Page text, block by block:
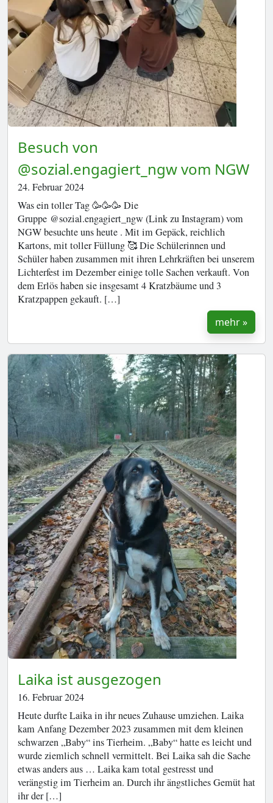
Besuch von
@sozial.engagiert_ngw vom NGW
24. Februar 2024
Was ein toller Tag 🥳🥳🥳 Die
Gruppe @sozial.engagiert_ngw (Link zu Instagram) vom
NGW besuchte uns heute . Mit im Gepäck, reichlich
Kartons, mit toller Füllung 🥰 Die Schülerinnen und
Schüler haben zusammen mit ihren Lehrkräften bei unserem
Lichterfest im Dezember einige tolle Sachen verkauft. Von
dem Erlös haben sie insgesamt 4 Kratzbäume und 3
Kratzpappen gekauft. […]
mehr »
Laika ist ausgezogen
16. Februar 2024
Heute durfte Laika in ihr neues Zuhause umziehen. Laika
kam Anfang Dezember 2023 zusammen mit dem kleinen
schwarzen „Baby“ ins Tierheim. „Baby“ hatte es leicht und
wurde ziemlich schnell vermittelt. Bei Laika sah die Sache
etwas anders aus … Laika kam total gestresst und
verängstig im Tierheim an. Durch ihr ängstliches Gemüt hat
ihr der […]